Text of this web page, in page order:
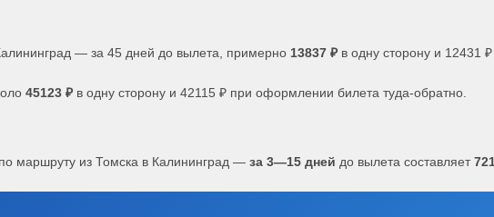
— за 45 дней до вылета, примерно 13837 ₽ в одну сторону и 12431
45123 ₽ в одну сторону и 42115 ₽ при оформлении билета туда-обратно.
маршруту из Томска в Калининград — за 3—15 дней до вылета составляет